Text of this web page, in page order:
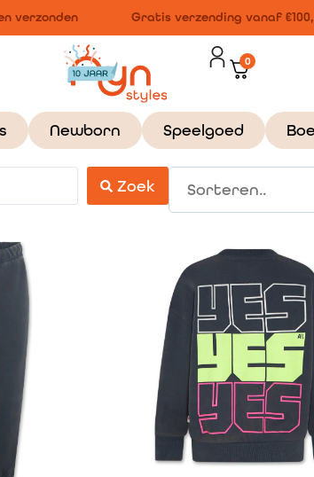
verzonden Gratis verzending vanaf €100,-
0
Newborn Speelgoed
Zoek